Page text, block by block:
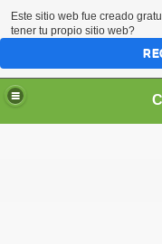
Este sitio web fue creado
tener tu propio sitio web?